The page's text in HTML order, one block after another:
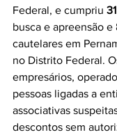
Federal, e cumpriu 31
busca e apreensão e
cautelares em
no Distrito Federal.
empresários,
pessoas ligadas a
associativas
descontos sem